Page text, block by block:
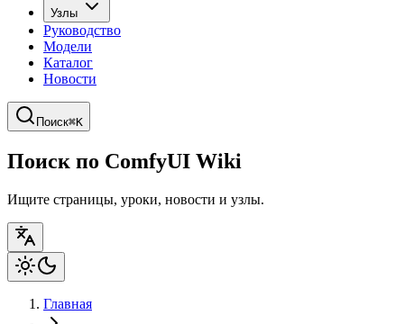
Узлы
Руководство
Модели
Каталог
Новости
Поиск⌘K
Поиск по ComfyUI Wiki
Ищите страницы, уроки, новости и узлы.
Главная